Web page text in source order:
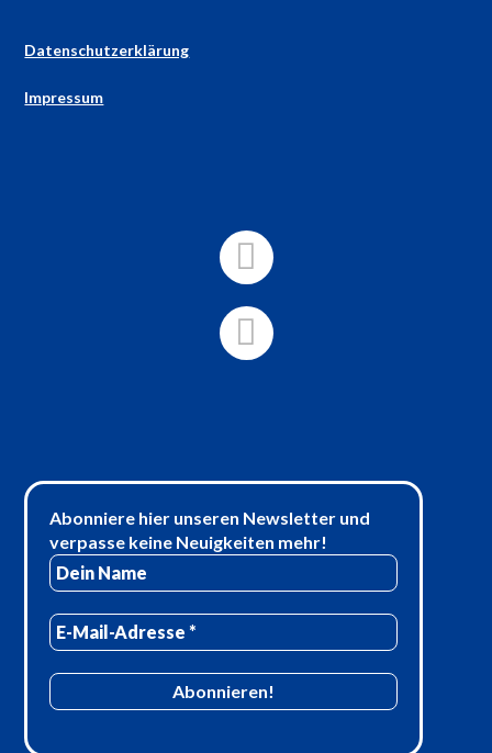
Datenschutzerklärung
Impressum
Abonniere hier unseren Newsletter und
verpasse keine Neuigkeiten mehr!